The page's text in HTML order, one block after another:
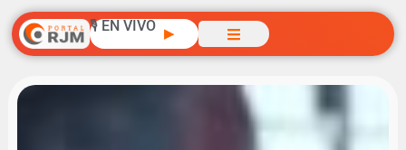
🎙️ EN VIVO ▶